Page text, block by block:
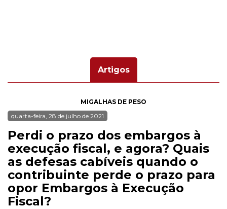
Artigos
MIGALHAS DE PESO
quarta-feira, 28 de julho de 2021
Perdi o prazo dos embargos à
execução fiscal, e agora? Quais
as defesas cabíveis quando o
contribuinte perde o prazo para
opor Embargos à Execução
Fiscal?